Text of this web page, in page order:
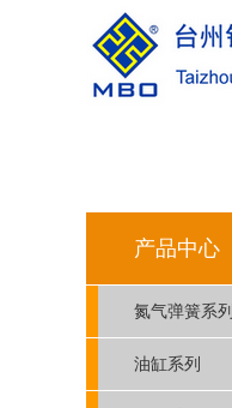
产品中心
氮气弹簧系列
油缸系列